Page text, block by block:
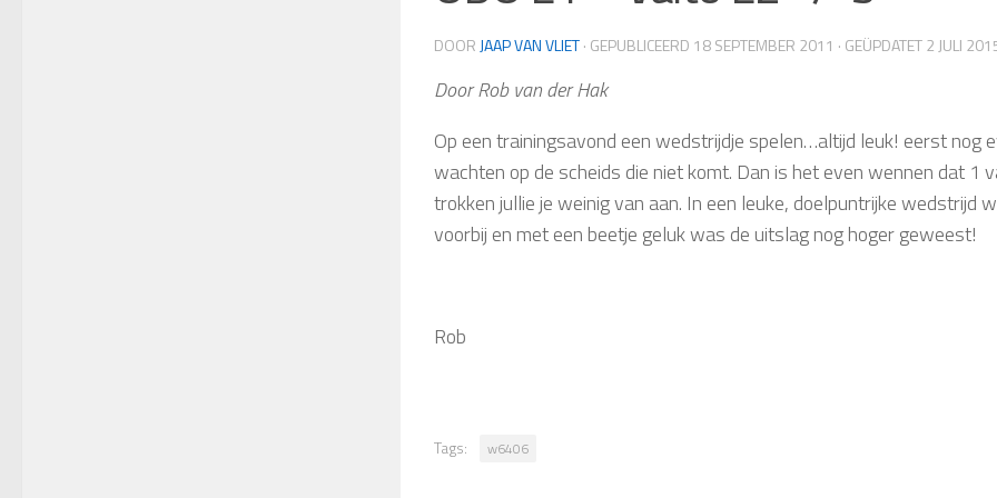
DOOR JAAP VAN VLIET· GEPUBLICEERD 18 SEPTEMBER 2011 · GEÜPDATET2 JULI
Door Rob van der Hak
Op een trainingsavond een wedstrijdje spelen…altijd leuk! eerst nog
wachten op de scheids die niet komt. Dan is het even wennen dat
trokken jullie je weinig van aan. In een leuke, doelpuntrijke wedstrijd
voorbij en met een beetje geluk was de uitslag nog hoger geweest!
Rob
Tags: w6406